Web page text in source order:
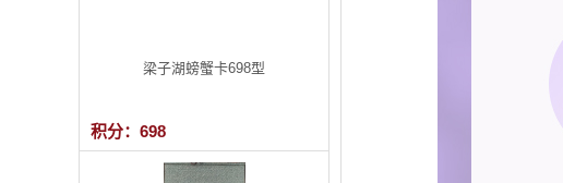
梁子湖螃蟹卡698型
积分：698